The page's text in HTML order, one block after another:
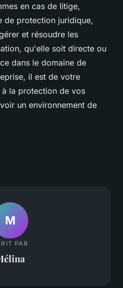
en cas de litige,
de protection juridique,
et résoudre les
qu'elle soit directe ou
dans le domaine de
il est de votre
la protection de vos
un environnement de
M
PAR